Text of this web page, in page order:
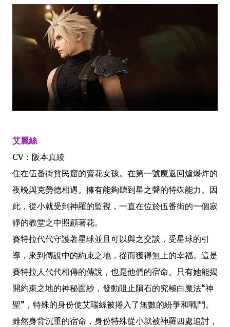
艾麗絲
CV：阪本真綾
住在伍番街貧民窟的賣花女孩。在第一號魔返回爐爆炸的
夜晚與克勞德相遇。擁有能夠聽到星之聲的特殊能力。因
此，從小就受到神羅的監視，一直在位於伍番街的一個寂
靜的教堂之中照顧著花。
賽特拉代代守護著星球並且可以與之交談，受星球的引
導，來到傳說中的約束之地，從而獲得無上的幸福。這是
賽特拉人代代相傳的傳說，也是他們的宿命。只有她能揭
開約束之地的神秘面紗，發動阻止隕石的究極白魔法“神
聖”，特殊的身份使艾瑞絲被捲入了無數的紛爭和戰鬥。
雖然身背沉重的宿命，身份特殊從小就被神羅四處追討，